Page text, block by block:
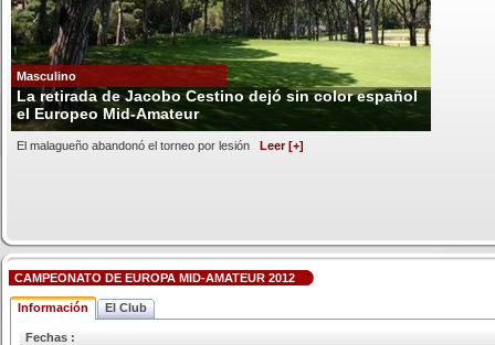
Masculino
La retirada de Jacobo Cestino dejó sin color español
el Europeo Mid-Amateur
El malagueño abandonó el torneo por lesión Leer [+]
CAMPEONATO DE EUROPA MID-AMATEUR 2012
Información El Club
Fechas :